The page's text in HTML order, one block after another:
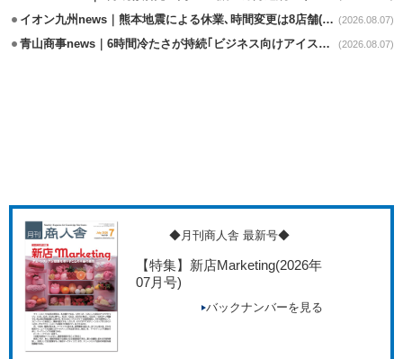
イオン九州news｜熊本地震による休業､時間変更は8店舗(8/7時点) (2026.08.07)
青山商事news｜6時間冷たさが持続｢ビジネス向けアイスベスト｣発売 (2026.08.07)
◆月刊商人舎 最新号◆
【特集】新店Marketing(2026年
07月号)
バックナンバーを見る